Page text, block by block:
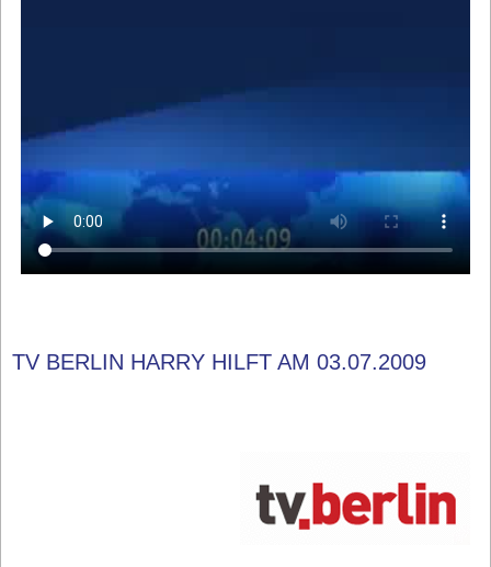
TV BERLIN HARRY HILFT AM 03.07.2009